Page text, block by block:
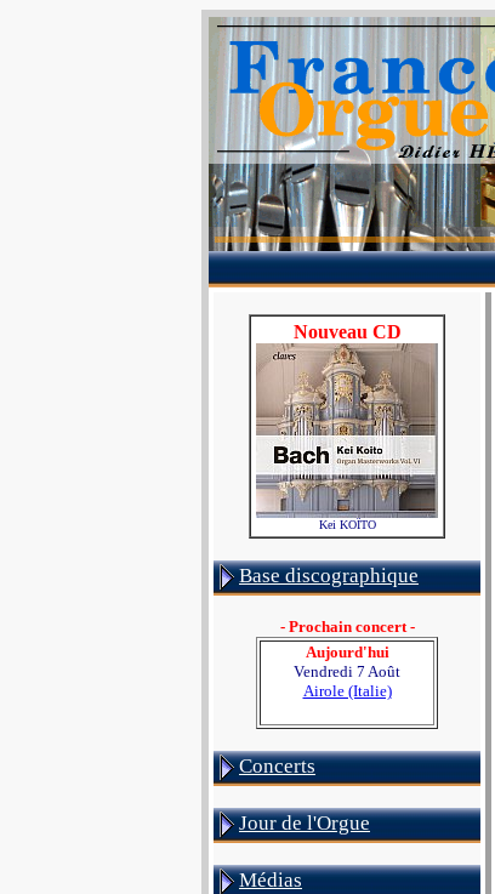
Nouveau CD
Kei KOÏTO
Base discographique
- Prochain concert -
Aujourd'hui
Vendredi 7 Août
Airole (Italie)
Concerts
Jour de l'Orgue
Médias